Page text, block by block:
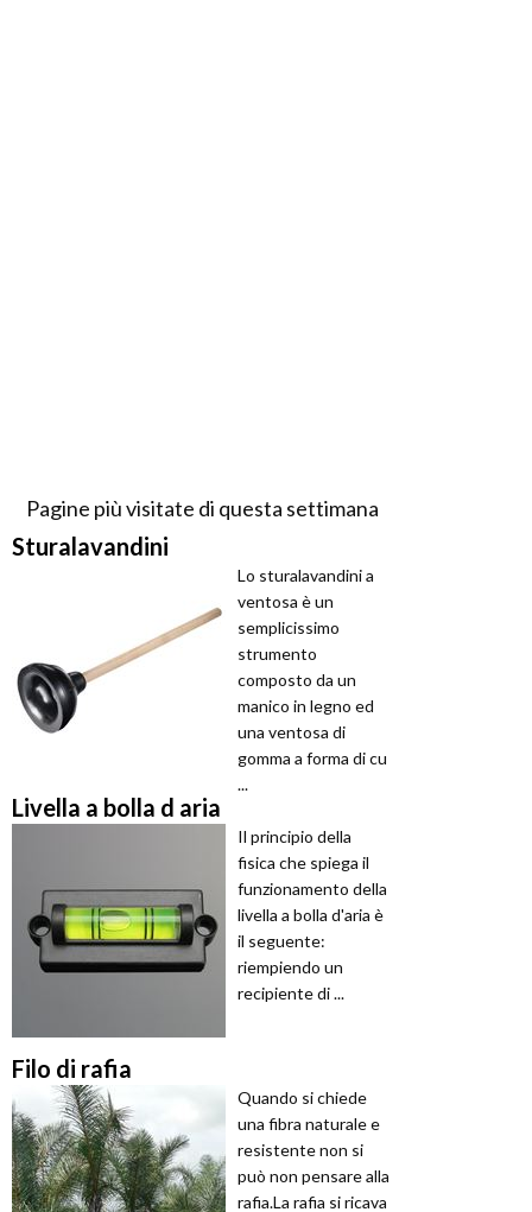
Pagine più visitate di questa settimana
Sturalavandini
Lo sturalavandini a
ventosa è un
semplicissimo
strumento
composto da un
manico in legno ed
una ventosa di
gomma a forma di cu
...
Livella a bolla d aria
Il principio della
fisica che spiega il
funzionamento della
livella a bolla d'aria è
il seguente:
riempiendo un
recipiente di ...
Filo di rafia
Quando si chiede
una fibra naturale e
resistente non si
può non pensare alla
rafia.La rafia si ricava